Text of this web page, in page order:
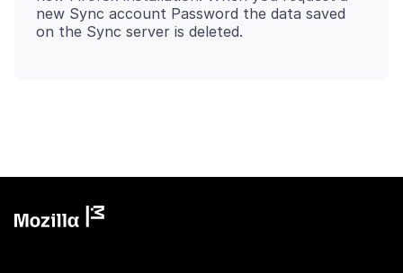
new Sync account Password the data saved